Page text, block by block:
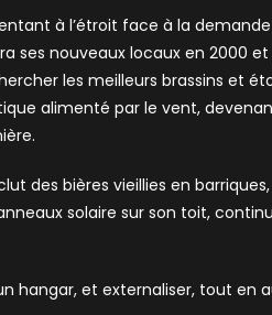
à l’étroit face à la
ses nouveaux locaux en 2000
les meilleurs brassins et
alimenté par le vent,
des bières vieillies en
solaire sur son toit,
hangar, et externaliser, tout